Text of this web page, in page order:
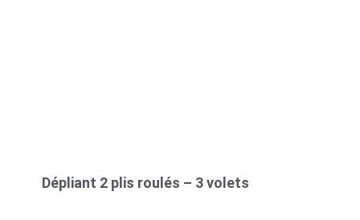
Dépliant 2 plis roulés – 3 volets